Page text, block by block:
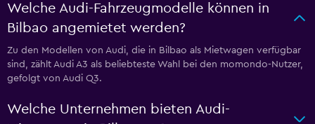
Welche Audi-Fahrzeugmodelle können in
Bilbao angemietet werden?
Zu den Modellen von Audi, die in Bilbao als Mietwagen verfügbar
sind, zählt Audi A3 als beliebteste Wahl bei den momondo-Nutzer,
gefolgt von Audi Q3.
Welche Unternehmen bieten Audi-